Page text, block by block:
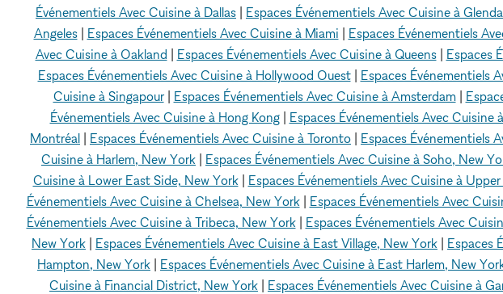
Événementiels Avec Cuisine à Dallas | Espaces Événementiels Avec Cuisine à
Angeles| Espaces Événementiels Avec Cuisine à Miami | Espaces Événementiels
Avec Cuisine à Oakland | Espaces Événementiels Avec Cuisine à Queens| Espaces
Espaces Événementiels Avec Cuisine à Hollywood Ouest| Espaces Événementiels
Cuisine à Singapour| Espaces Événementiels Avec Cuisine à Amsterdam|
Événementiels Avec Cuisine à Hong Kong| Espaces Événementiels Avec Cuisine
Montréal | Espaces Événementiels Avec Cuisine à Toronto | Espaces Événementiels
Cuisine à Harlem, New York | Espaces Événementiels Avec Cuisine à Soho, New
Cuisine à Lower East Side, New York| Espaces Événementiels Avec Cuisine à
Événementiels Avec Cuisine à Chelsea, New York| Espaces Événementiels Avec
Événementiels Avec Cuisine à Tribeca, New York| Espaces Événementiels Avec
New York | Espaces Événementiels Avec Cuisine à East Village, New York | Espaces
Hampton, New York | Espaces Événementiels Avec Cuisine à East Harlem, New
Cuisine à Financial District, New York | Espaces Événementiels Avec Cuisine à